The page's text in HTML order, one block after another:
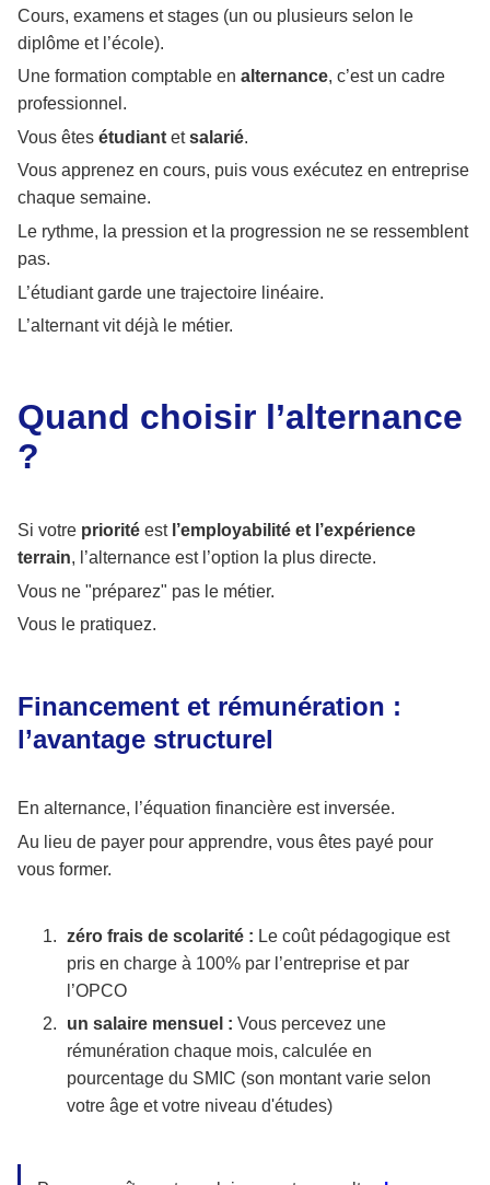
Cours, examens et stages (un ou plusieurs selon le
diplôme et l’école).
Une formation comptable en alternance, c’est un cadre
professionnel.
Vous êtes étudiant etsalarié.
Vous apprenez en cours, puis vous exécutez en entreprise
chaque semaine.
Le rythme, la pression et la progression ne se ressemblent
pas.
L’étudiant garde une trajectoire linéaire.
L’alternant vit déjà le métier.
Quand choisir l’alternance
?
Si votre priorité est l’employabilité et l’expérience
terrain, l’alternance est l’option la plus directe.
Vous ne "préparez" pas le métier.
Vous le pratiquez.
Financement et rémunération :
l’avantage structurel
En alternance, l’équation financière est inversée.
Au lieu de payer pour apprendre, vous êtes payé pour
vous former.
zéro frais de scolarité : Le coût pédagogique est
pris en charge à 100% par l’entreprise et par
l’OPCO
un salaire mensuel : Vous percevez une
rémunération chaque mois, calculée en
pourcentage du SMIC (son montant varie selon
votre âge et votre niveau d'études)